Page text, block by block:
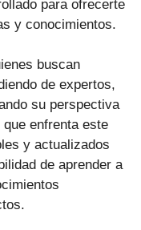
para ofrecerte
y conocimientos.
buscan
de expertos,
su perspectiva
enfrenta este
y actualizados
de aprender a